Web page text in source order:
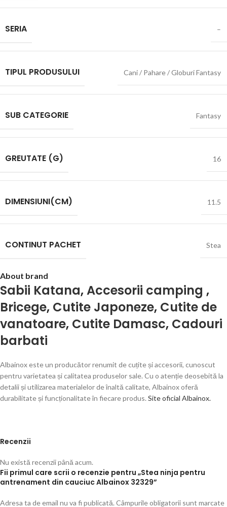
SERIA –
TIPUL PRODUSULUI Cani / Pahare / Globuri Fantasy
SUB CATEGORIE Fantasy
GREUTATE (G) 16
DIMENSIUNI(CM) 11.5
CONTINUT PACHET Stea
About brand
Sabii Katana,Accesorii camping ,
Bricege, Cutite Japoneze, Cutite de
vanatoare, Cutite Damasc, Cadouri
barbati
Albainox este un producător renumit de cuțite și accesorii, cunoscut
pentru varietatea și calitatea produselor sale. Cu o atenție deosebită la
detalii și utilizarea materialelor de înaltă calitate, Albainox oferă
durabilitate și funcționalitate în fiecare produs.Site oficial Albainox.
Recenzii
Nu există recenzii până acum.
Fii primul care scrii o recenzie pentru „Stea ninja pentru
antrenament din cauciuc Albainox 32329”
Adresa ta de email nu va fi publicată.Câmpurile obligatorii sunt marcate